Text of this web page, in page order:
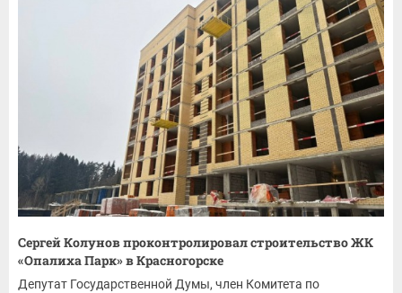
Сергей Колунов проконтролировал строительство ЖК
«Опалиха Парк» в Красногорске
Депутат Государственной Думы, член Комитета по